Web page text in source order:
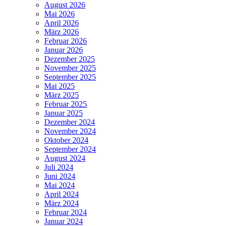
August 2026
Mai 2026
April 2026
März 2026
Februar 2026
Januar 2026
Dezember 2025
November 2025
September 2025
Mai 2025
März 2025
Februar 2025
Januar 2025
Dezember 2024
November 2024
Oktober 2024
September 2024
August 2024
Juli 2024
Juni 2024
Mai 2024
April 2024
März 2024
Februar 2024
Januar 2024